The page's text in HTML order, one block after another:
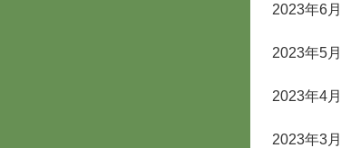
2023年6月
2023年5月
2023年4月
2023年3月